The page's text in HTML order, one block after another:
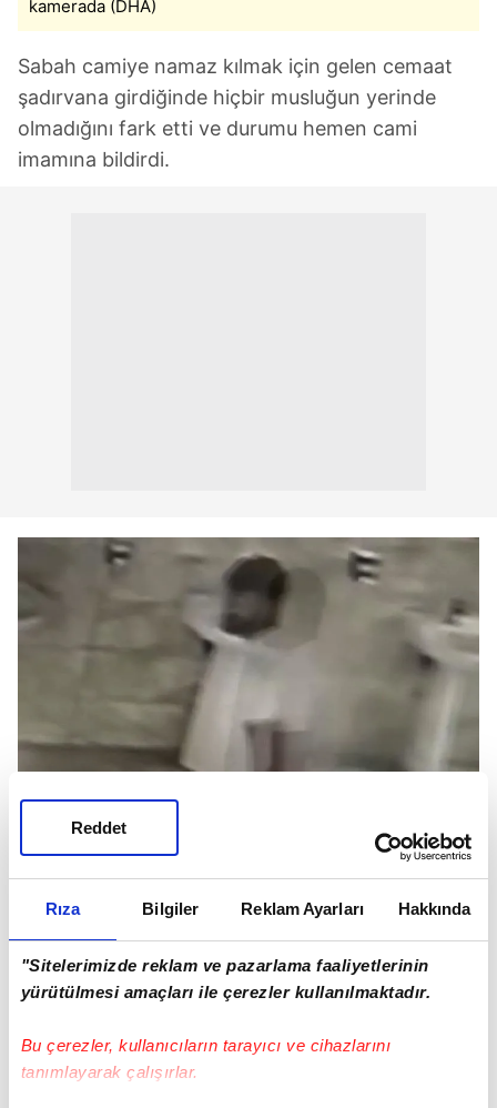
Rıza Bilgiler Reklam Ayarları Hakkında
"Sitelerimizde reklam ve pazarlama faaliyetlerinin
yürütülmesi amaçları ile çerezler kullanılmaktadır.
Bu çerezler, kullanıcıların tarayıcı ve cihazlarını
tanımlayarak çalışırlar.
Reddet
kamerada (DHA)
Sabah camiye namaz kılmak için gelen cemaat
şadırvana girdiğinde hiçbir musluğun yerinde
olmadığını fark etti ve durumu hemen cami
imamına bildirdi.
Bağcılar'da cami şadırvanından musluk hırsızlığı
kamerada (DHA)